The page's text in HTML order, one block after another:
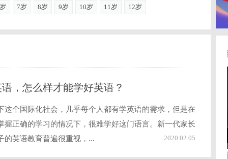
7岁 8岁 9岁 10岁 11岁 12岁
，怎么样才能学好英语？
这个国际化社会，几乎每个人都有学英语的需求，但是在
握正确的学习的情况下，很难学好这门语言。新一代家长
的英语教育普遍很重视，...
2020.02.05